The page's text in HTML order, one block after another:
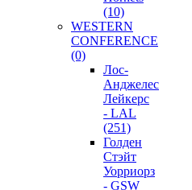
(10)
WESTERN
CONFERENCE
(0)
Лос-
Анджелес
Лейкерс
- LAL
(251)
Голден
Стэйт
Уорриорз
- GSW